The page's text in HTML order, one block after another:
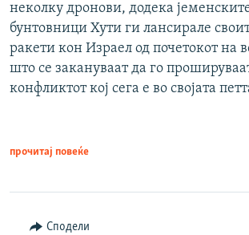
неколку дронови, додека
бунтовници Хути ги лансирале
ракети кон Израел од почетокот на
што се закануваат да го
конфликтот кој сега е во својата
прочитај повеќе
Сподели